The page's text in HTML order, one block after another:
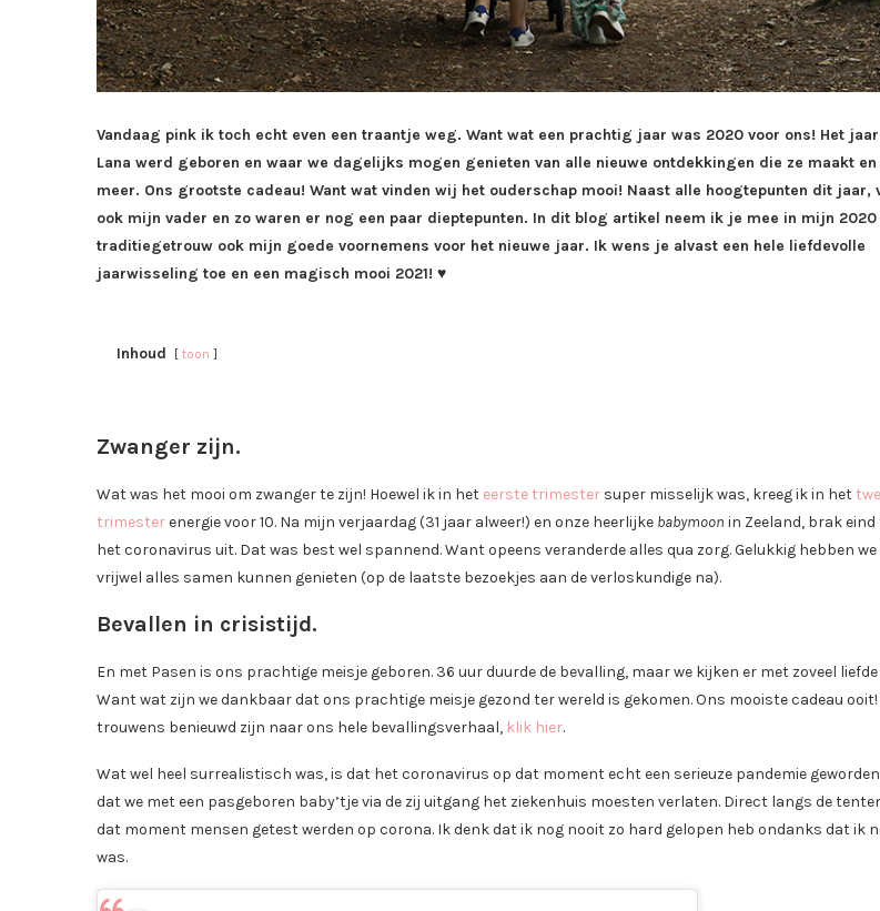
Vandaag pink ik toch echt even een traantje weg. Want wat een prachtig jaar was 2020 voor ons! Het
Lana werd geboren en waar we dagelijks mogen genieten van alle nieuwe ontdekkingen die ze maakt en
meer. Ons grootste cadeau! Want wat vinden wij het ouderschap mooi! Naast alle hoogtepunten dit jaar,
ook mijn vader en zo waren er nog een paar dieptepunten. In dit blog artikel neem ik je mee in mijn
traditiegetrouw ook mijn goede voornemens voor het nieuwe jaar. Ik wens je alvast een hele liefdevolle
jaarwisseling toe en een magisch mooi 2021! ♥
Inhoud toon
Zwanger zijn.
Wat was het mooi om zwanger te zijn! Hoewel ik in het eerste trimester super misselijk was, kreeg ik in het
trimesterenergie voor 10. Na mijn verjaardag (31 jaar alweer!) en onze heerlijke babymoon in Zeeland, brak
het coronavirus uit. Dat was best wel spannend. Want opeens veranderde alles qua zorg. Gelukkig hebben
vrijwel alles samen kunnen genieten (op de laatste bezoekjes aan de verloskundige na).
Bevallen in crisistijd.
En met Pasen is ons prachtige meisje geboren. 36 uur duurde de bevalling, maar we kijken er met zoveel
Want wat zijn we dankbaar dat ons prachtige meisje gezond ter wereld is gekomen. Ons mooiste cadeau
trouwens benieuwd zijn naar ons hele bevallingsverhaal, klik hier.
Wat wel heel surrealistisch was, is dat het coronavirus op dat moment echt een serieuze pandemie geworden
dat we met een pasgeboren baby’tje via de zij uitgang het ziekenhuis moesten verlaten. Direct langs de
dat moment mensen getest werden op corona. Ik denk dat ik nog nooit zo hard gelopen heb ondanks dat ik
was.